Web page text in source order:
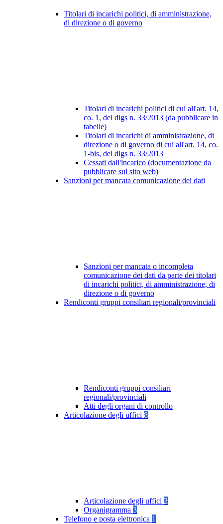
Titolari di incarichi politici, di amministrazione,
di direzione o di governo
Titolari di incarichi politici di cui all'art. 14,
co. 1, del dlgs n. 33/2013 (da pubblicare in
tabelle)
Titolari di incarichi di amministrazione, di
direzione o di governo di cui all'art. 14, co.
1-bis, del dlgs n. 33/2013
Cessati dall'incarico (documentazione da
pubblicare sul sito web)
Sanzioni per mancata comunicazione dei dati
Sanzioni per mancata o incompleta
comunicazione dei dati da parte dei titolari
di incarichi politici, di amministrazione, di
direzione o di governo
Rendiconti gruppi consiliari regionali/provinciali
Rendiconti gruppi consiliari
regionali/provinciali
Atti degli organi di controllo
Articolazione degli uffici 8
Articolazione degli uffici 2
Organigramma 3
Telefono e posta elettronica 1